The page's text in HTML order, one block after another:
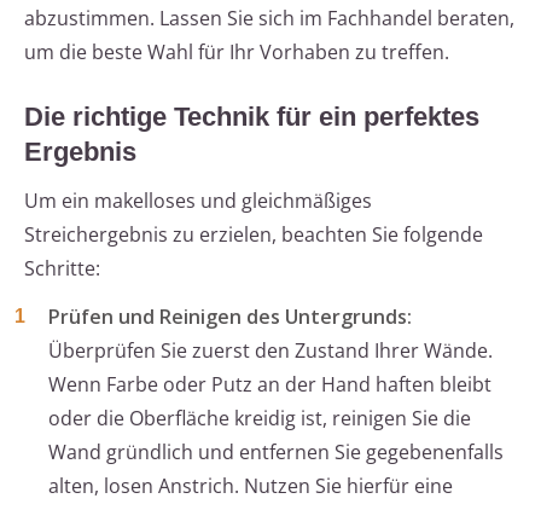
abzustimmen. Lassen Sie sich im Fachhandel beraten,
um die beste Wahl für Ihr Vorhaben zu treffen.
Die richtige Technik für ein perfektes
Ergebnis
Um ein makelloses und gleichmäßiges
Streichergebnis zu erzielen, beachten Sie folgende
Schritte:
Prüfen und Reinigen des Untergrunds:
Überprüfen Sie zuerst den Zustand Ihrer Wände.
Wenn Farbe oder Putz an der Hand haften bleibt
oder die Oberfläche kreidig ist, reinigen Sie die
Wand gründlich und entfernen Sie gegebenenfalls
alten, losen Anstrich. Nutzen Sie hierfür eine